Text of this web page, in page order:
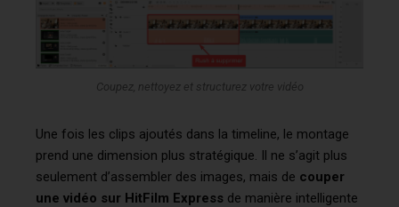
Coupez, nettoyez et structurez votre vidéo
Une fois les clips ajoutés dans la timeline, le montage
prend une dimension plus stratégique. Il ne s’agit plus
seulement d’assembler des images, mais de couper
une vidéo sur HitFilm Express de manière intelligente